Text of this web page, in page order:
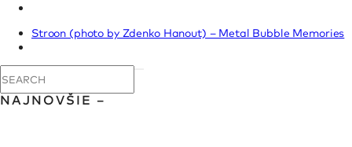
Stroon (photo by Zdenko Hanout) – Metal Bubble Memories
NAJNOVŠIE –